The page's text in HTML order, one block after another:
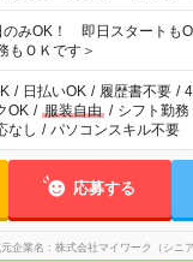
：00～翌6：00 など
のみOK！ 即日スタート
もＯＫです＞
/ 日払いOK / 履歴書不要 /
OK / 服装自由 / シフト勤務
なし / パソコンスキル不要
応募する
企業名 株式会社マイワーク（シニア